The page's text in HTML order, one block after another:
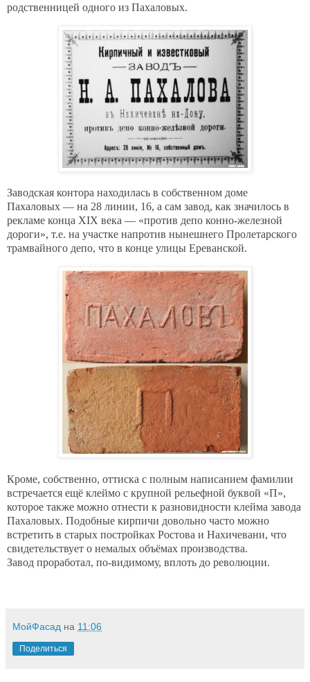
родственницей одного из Пахаловых.
Заводская контора находилась в собственном доме
Пахаловых — на 28 линии, 16, а сам завод, как значилось в
рекламе конца XIX века — «против депо конно-железной
дороги», т.е. на участке напротив нынешнего Пролетарского
трамвайного депо, что в конце улицы Ереванской.
Кроме, собственно, оттиска с полным написанием фамилии
встречается ещё клеймо с крупной рельефной буквой «П»,
которое также можно отнести к разновидности клейма завода
Пахаловых. Подобные кирпичи довольно часто можно
встретить в старых постройках Ростова и Нахичевани, что
свидетельствует о немалых объёмах производства.
Завод проработал, по-видимому, вплоть до революции.
МойФасад на 11:06
Поделиться